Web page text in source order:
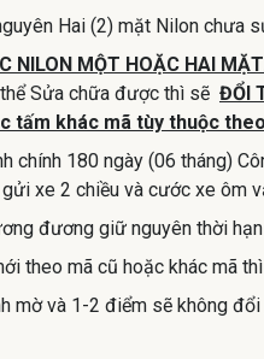
Hai (2) mặt Nilon chưa
NILON MỘT HOẶC HAI MẶT
Sửa chữa được thì sẽ ĐỔI
tấm khác mã tùy thuộc
chính 180 ngày (06 tháng)
xe 2 chiều và cước xe ôm
đương giữ nguyên thời
theo mã cũ hoặc khác mã
mờ và 1-2 điểm sẽ không